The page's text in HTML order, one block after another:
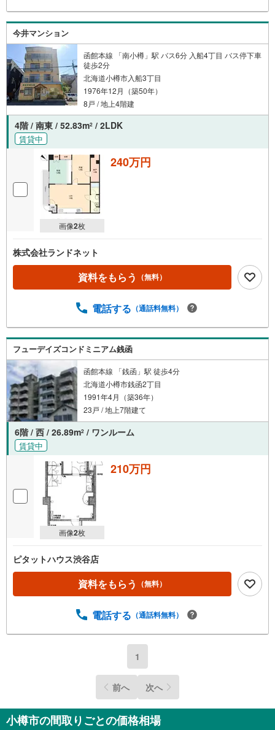
今井マンション
函館本線 「南小樽」駅 バス6分 入船4丁目 バス停下車
徒歩2分
北海道小樽市入船3丁目
1976年12月（築50年）
8戸 / 地上4階建
4階 / 南東 / 52.83m2 / 2LDK
賃貸中
画像2枚
240万円
株式会社ランドネット
資料をもらう （無料）
電話する （通話料無料）
フューデイズコンドミニアム銭函
函館本線 「銭函」駅 徒歩4分
北海道小樽市銭函2丁目
1991年4月（築36年）
23戸 / 地上7階建て
6階 / 西 / 26.89m2 / ワンルーム
賃貸中
画像2枚
210万円
ピタットハウス渋谷店
資料をもらう （無料）
電話する （通話料無料）
1
前へ 次へ
小樽市の間取りごとの価格相場